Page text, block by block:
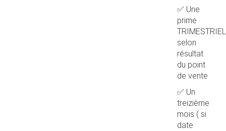
✅ Une
prime
selon
résultat
du point
de vente
✅ Un
treizième
mois ( si
date